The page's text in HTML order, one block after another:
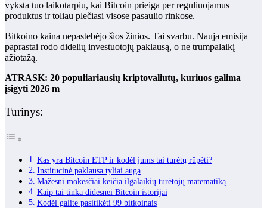
vyksta tuo laikotarpiu, kai Bitcoin prieiga per reguliuojamus
produktus ir toliau plečiasi visose pasaulio rinkose.
Bitkoino kaina nepastebėjo šios žinios. Tai svarbu. Nauja emisija
paprastai rodo didelių investuotojų paklausą, o ne trumpalaikį
ažiotažą.
ATRASK: 20 populiariausių kriptovaliutų, kuriuos galima
įsigyti 2026 m
Turinys:
Kas yra Bitcoin ETP ir kodėl jums tai turėtų rūpėti?
Institucinė paklausa tyliai auga
Mažesni mokesčiai keičia ilgalaikių turėtojų matematiką
Kaip tai tinka didesnei Bitcoin istorijai
Kodėl galite pasitikėti 99 bitkoinais